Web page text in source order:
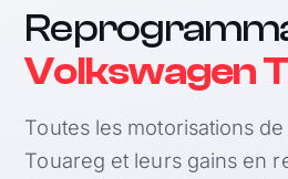
Volkswagen
Toutes les motorisations
Touareg et leurs gains en